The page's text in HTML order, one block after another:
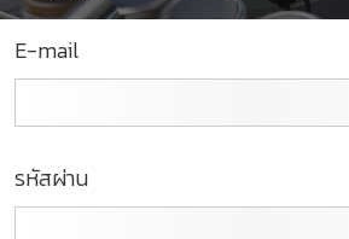
E-mail
รหัสผ่าน